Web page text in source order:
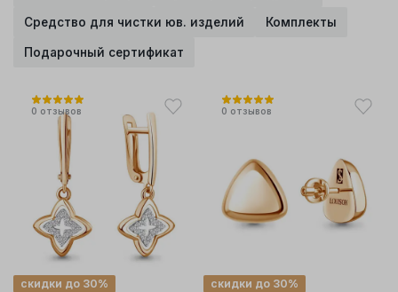
Средство для чистки юв. изделий Комплекты
Подарочный сертификат
0 отзывов
скидки до 30%
0 отзывов
скидки до 30%